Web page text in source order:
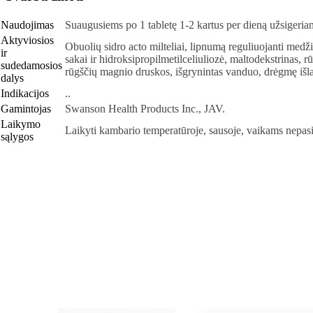
Naudojimas
Suaugusiems po 1 tabletę 1-2 kartus per dieną
Aktyviosios
ir
sudedamosios
dalys
Obuolių sidro acto milteliai, lipnumą reguliuojanti
sakai ir hidroksipropilmetilceliuliozė, maltodekstrinas,
rūgščių magnio druskos, išgrynintas vanduo, drėgmę
Indikacijos
..
Gamintojas
Swanson Health Products Inc., JAV.
Laikymo
sąlygos
Laikyti kambario temperatūroje, sausoje, vaikams